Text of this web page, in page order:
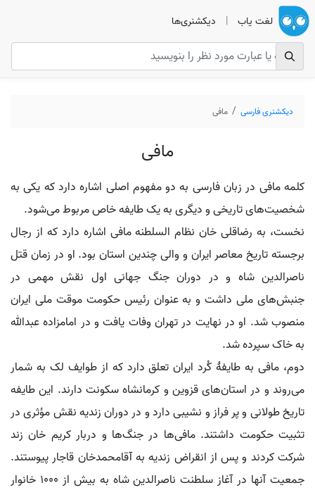
لغت یاب | دیکشنری‌ها
دیکشنری فارسی مافی
مافی
کلمه مافی در زبان فارسی به دو مفهوم اصلی اشاره دارد که یکی به
شخصیت‌های تاریخی و دیگری به یک طایفه خاص مربوط می‌شود.
نخست، به رضاقلی خان نظام السلطنه مافی اشاره دارد که از رجال
برجسته تاریخ معاصر ایران و والی چندین استان بود. او در زمان قتل
ناصرالدین شاه و در دوران جنگ جهانی اول نقش مهمی در
جنبش‌های ملی داشت و به عنوان رئیس حکومت موقت ملی ایران
منصوب شد. او در نهایت در تهران وفات یافت و در امامزاده عبدالله
به خاک سپرده شد.
دوم، مافی به طایفۀ کُرد ایران تعلق دارد که از طوایف لک به شمار
می‌روند و در استان‌های قزوین و کرمانشاه سکونت دارند. این طایفه
تاریخ طولانی و پر فراز و نشیبی دارد و در دوران زندیه نقش مؤثری در
تثبیت حکومت داشتند. مافی‌ها در جنگ‌ها و دربار کریم خان زند
شرکت کردند و پس از انقراض زندیه به آقامحمدخان قاجار پیوستند.
جمعیت آنها در آغاز سلطنت ناصرالدین شاه به بیش از ۱۰۰۰ خانوار